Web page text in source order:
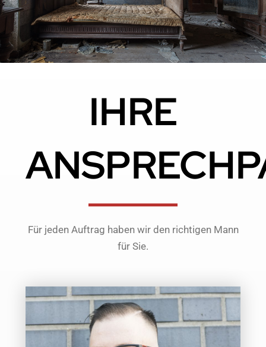
IHRE
Für jeden Auftrag haben wir den richtigen Mann
für Sie.